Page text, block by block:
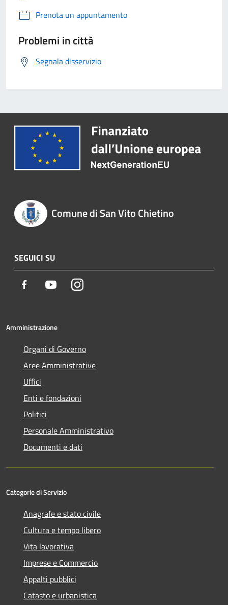
Prenota un appuntamento
Problemi in città
Segnala disservizio
Comune di San Vito Chietino
SEGUICI SU
Facebook YoutubeInstagram
Amministrazione
Organi di Governo
Aree Amministrative
Uffici
Enti e fondazioni
Politici
Personale Amministrativo
Documenti e dati
Categorie di Servizio
Anagrafe e stato civile
Cultura e tempo libero
Vita lavorativa
Imprese e Commercio
Appalti pubblici
Catasto e urbanistica